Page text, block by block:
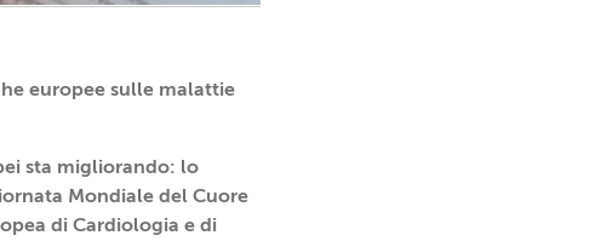
europee sulle malattie
sta migliorando: lo
Mondiale del Cuore
di Cardiologia e di